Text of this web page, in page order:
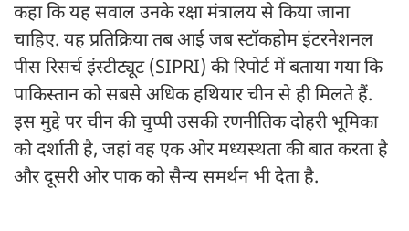
कहा कि यह सवाल उनके रक्षा मंत्रालय से किया जाना
चाहिए. यह प्रतिक्रिया तब आई जब स्टॉकहोम इंटरनेशनल
पीस रिसर्च इंस्टीट्यूट (SIPRI) की रिपोर्ट में बताया गया कि
पाकिस्तान को सबसे अधिक हथियार चीन से ही मिलते हैं.
इस मुद्दे पर चीन की चुप्पी उसकी रणनीतिक दोहरी भूमिका
को दर्शाती है, जहां वह एक ओर मध्यस्थता की बात करता है
और दूसरी ओर पाक को सैन्य समर्थन भी देता है.